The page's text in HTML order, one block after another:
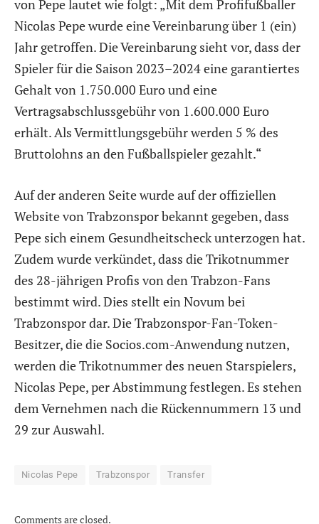
von Pepe lautet wie folgt: „Mit dem Profifußballer
Nicolas Pepe wurde eine Vereinbarung über 1 (ein)
Jahr getroffen. Die Vereinbarung sieht vor, dass der
Spieler für die Saison 2023–2024 eine garantiertes
Gehalt von 1.750.000 Euro und eine
Vertragsabschlussgebühr von 1.600.000 Euro
erhält. Als Vermittlungsgebühr werden 5 % des
Bruttolohns an den Fußballspieler gezahlt.“
Auf der anderen Seite wurde auf der offiziellen
Website von Trabzonspor bekannt gegeben, dass
Pepe sich einem Gesundheitscheck unterzogen hat.
Zudem wurde verkündet, dass die Trikotnummer
des 28-jährigen Profis von den Trabzon-Fans
bestimmt wird. Dies stellt ein Novum bei
Trabzonspor dar. Die Trabzonspor-Fan-Token-
Besitzer, die die Socios.com-Anwendung nutzen,
werden die Trikotnummer des neuen Starspielers,
Nicolas Pepe, per Abstimmung festlegen. Es stehen
dem Vernehmen nach die Rückennummern 13 und
29 zur Auswahl.
Nicolas Pepe Trabzonspor Transfer
Comments are closed.